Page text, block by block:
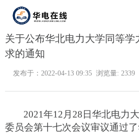
关于公布华北电力大学同等学
求的通知
发布于：2022-04-13 09:35 浏览量: 2339
2021年12月28日华北电力
委员会第十七次会议审议通过